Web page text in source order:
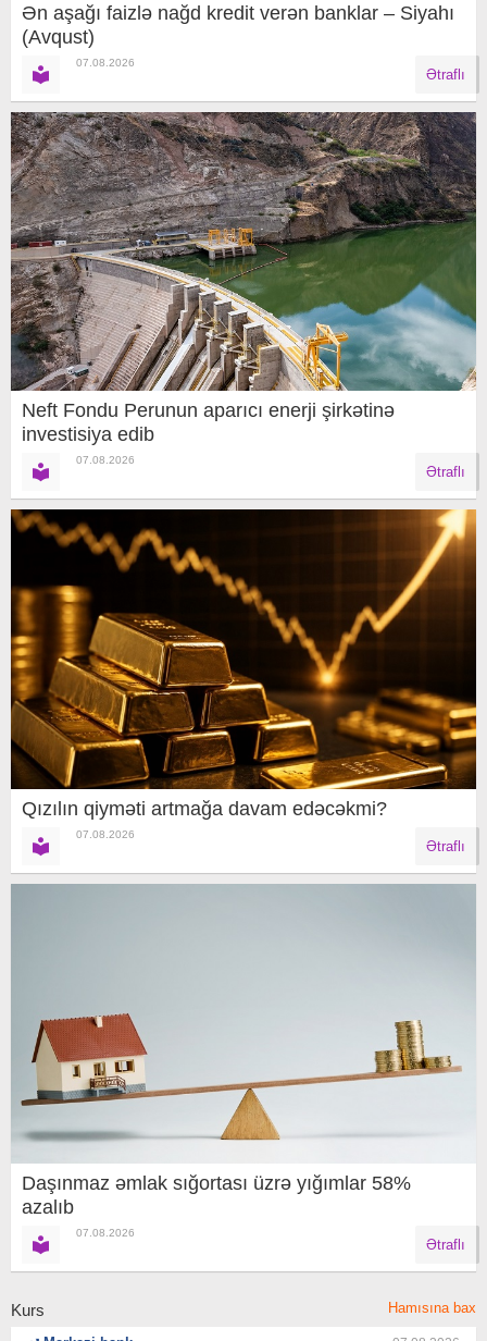
Ən aşağı faizlə nağd kredit verən banklar – Siyahı
(Avqust)
07.08.2026
Ətraflı
Neft Fondu Perunun aparıcı enerji şirkətinə
investisiya edib
07.08.2026
Ətraflı
Qızılın qiyməti artmağa davam edəcəkmi?
07.08.2026
Ətraflı
Daşınmaz əmlak sığortası üzrə yığımlar 58%
azalıb
07.08.2026
Ətraflı
Kurs Hamısına bax